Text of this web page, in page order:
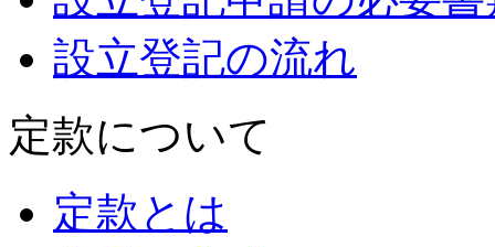
設立登記の流れ
定款について
定款とは